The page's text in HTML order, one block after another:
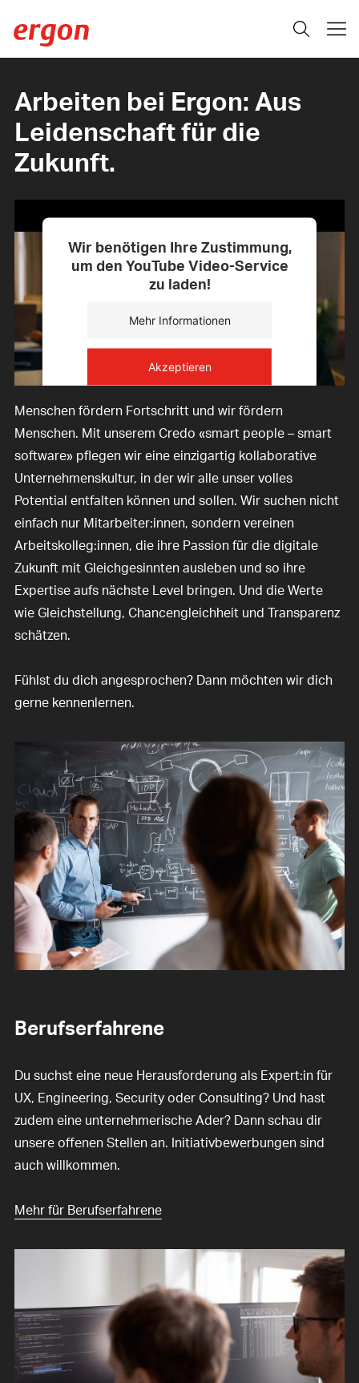
Arbeiten bei Ergon: Aus
Leidenschaft für die
Zukunft.
Wir benötigen Ihre Zustimmung,
um den YouTube Video-Service
zu laden!
Mehr Informationen
Akzeptieren
powered by
Usercentrics Consent
Menschen fördern Fortschritt und wir fördern
Menschen. Mit unserem Credo «smart people – smart
software» pflegen wir eine einzigartig kollaborative
Unternehmenskultur, in der wir alle unser volles
Potential entfalten können und sollen. Wir suchen nicht
einfach nur Mitarbeiter:innen, sondern vereinen
Arbeitskolleg:innen, die ihre Passion für die digitale
Zukunft mit Gleichgesinnten ausleben und so ihre
Expertise aufs nächste Level bringen. Und die Werte
wie Gleichstellung, Chancengleichheit und Transparenz
schätzen.
Fühlst du dich angesprochen? Dann möchten wir dich
gerne kennenlernen.
Berufserfahrene
Du suchst eine neue Herausforderung als Expert:in für
UX, Engineering, Security oder Consulting? Und hast
zudem eine unternehmerische Ader? Dann schau dir
unsere offenen Stellen an. Initiativbewerbungen sind
auch willkommen.
Mehr für Berufserfahrene